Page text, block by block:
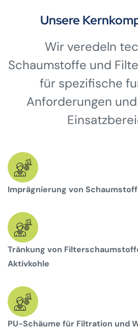
Unsere
Wir veredeln
Schaumstoffe und
für spezifische
Anforderungen
Imprägnierung von
Tränkung von
Aktivkohle
PU-Schäume für Filtration und